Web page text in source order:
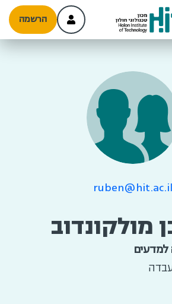
הרשמה
ruben@hit.ac.il
מולקונדוב